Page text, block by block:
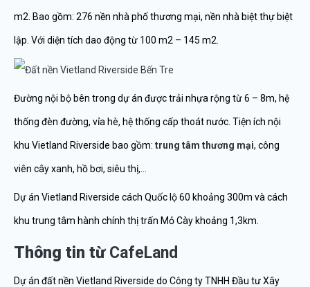
m2. Bao gồm: 276 nền nhà phố thương mại, nền nhà biệt thự biệt
lập. Với diện tích dao động từ 100 m2 – 145 m2.
Đường nội bộ bên trong dự án được trải nhựa rộng từ 6 – 8m, hệ
thống đèn đường, vỉa hè, hệ thống cấp thoát nước. Tiện ích nội
khu Vietland Riverside bao gồm: trung tâm thương mại, công
viên cây xanh, hồ bơi, siêu thị,…
Dự án Vietland Riverside cách Quốc lộ 60 khoảng 300m và cách
khu trung tâm hành chính thị trấn Mỏ Cày khoảng 1,3km.
Thông tin từ CafeLand
Dự án đất nền Vietland Riverside do Công ty TNHH Đầu tư Xây